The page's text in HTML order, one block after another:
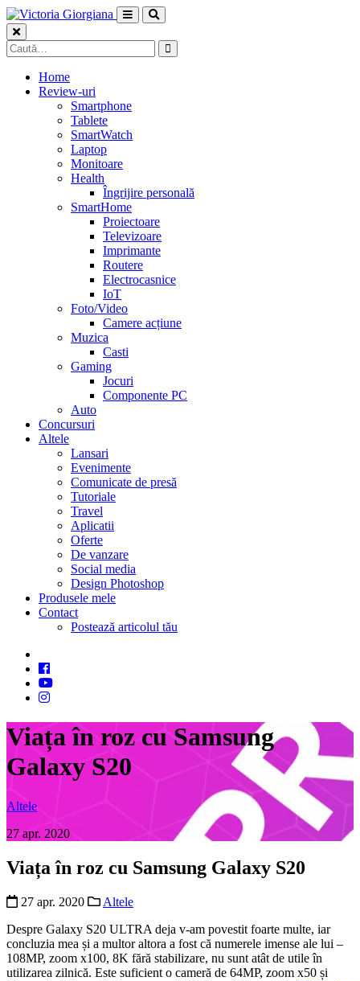
Skip
to
content
Caută
după:
Home
Review-uri
Smartphone
Tablete
SmartWatch
Laptop
Monitoare
Health
Îngrijire personală
SmartHome
Proiectoare
Televizoare
Imprimante
Routere
Electrocasnice
IoT
Foto/Video
Camere acțiune
Muzica
Casti
Gaming
Jocuri
Componente PC
Auto
Concursuri
Altele
Lansari
Evenimente
Comunicate de presă
Tutoriale
Travel
Aplicatii
Oferte
De vanzare
Social media
Design Photoshop
Produsele mele
Contact
Postează articolul tău
Viața în roz cu Samsung
Galaxy S20
Altele
27 apr. 2020
Viața în roz cu Samsung Galaxy S20
27 apr. 2020
Altele
Despre Galaxy S20 ULTRA deja v-am povestit foarte multe, iar
concluzia mea și a multor altora a fost că numerele imense ale lui –
108MP, zoom x100, 8K fără stabilizare, nu sunt atât de utile în
utilizarea zilnică. Este suficient o cameră de 64MP, zoom x50 și